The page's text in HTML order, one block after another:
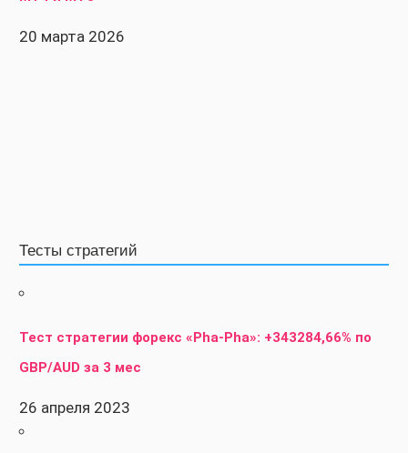
20 марта 2026
Тесты стратегий
Тест стратегии форекс «Pha-Pha»: +343284,66% по
GBP/AUD за 3 мес
26 апреля 2023